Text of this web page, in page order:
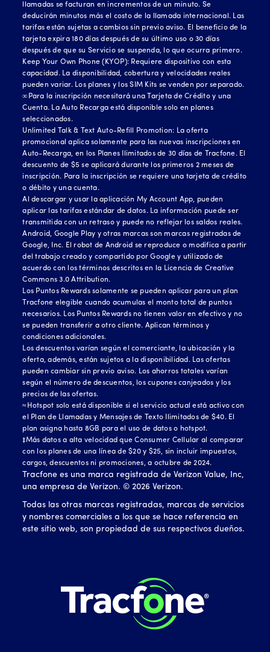
llamadas se facturan en incrementos de un minuto. Se
deducirán minutos más el costo de la llamada internacional. Las
tarifas están sujetas a cambios sin previo aviso. El beneficio de la
tarjeta expira 180 días después de su último uso o 30 días
después de que su Servicio se suspenda, lo que ocurra primero.
Keep Your Own Phone (KYOP): Requiere dispositivo con esta
capacidad. La disponibilidad, cobertura y velocidades reales
pueden variar. Los planes y los SIM Kits se venden por separado.
∞Para la inscripción necesitará una Tarjeta de Crédito y una
Cuenta. La Auto Recarga está disponible solo en planes
seleccionados.
Unlimited Talk & Text Auto-Refill Promotion: La oferta
promocional aplica solamente para las nuevas inscripciones en
Auto-Recarga, en los Planes Ilimitados de 30 días de Tracfone. El
descuento de $5 se aplicará durante los primeros 2 meses de
inscripción. Para la inscripción se requiere una tarjeta de crédito
o débito y una cuenta.
Al descargar y usar la aplicación My Account App, pueden
aplicar las tarifas estándar de datos. La información puede ser
transmitida con un retraso y puede no reflejar los saldos reales.
Android, Google Play y otras marcas son marcas registradas de
Google, Inc. El robot de Android se reproduce o modifica a partir
del trabajo creado y compartido por Google y utilizado de
acuerdo con los términos descritos en la Licencia de Creative
Commons 3.0 Attribution.
Los Puntos Rewards solamente se pueden aplicar para un plan
Tracfone elegible cuando acumulas el monto total de puntos
necesarios. Los Puntos Rewards no tienen valor en efectivo y no
se pueden transferir a otro cliente. Aplican términos y
condiciones adicionales.
Los descuentos varían según el comerciante, la ubicación y la
oferta, además, están sujetos a la disponibilidad. Las ofertas
pueden cambiar sin previo aviso. Los ahorros totales varían
según el número de descuentos, los cupones canjeados y los
precios de las ofertas.
≈Hotspot solo está disponible si el servicio actual está activo con
el Plan de Llamadas y Mensajes de Texto Ilimitados de $40. El
plan asigna hasta 8GB para el uso de datos o hotspot.
‡Más datos a alta velocidad que Consumer Cellular al comparar
con los planes de una línea de $20 y $25, sin incluir impuestos,
cargos, descuentos ni promociones, a octubre de 2024.
Tracfone es una marca registrada de Verizon Value, Inc,
una empresa de Verizon. ©2026 Verizon.
Todas las otras marcas registradas, marcas de servicios
y nombres comerciales a los que se hace referencia en
este sitio web, son propiedad de sus respectivos dueños.